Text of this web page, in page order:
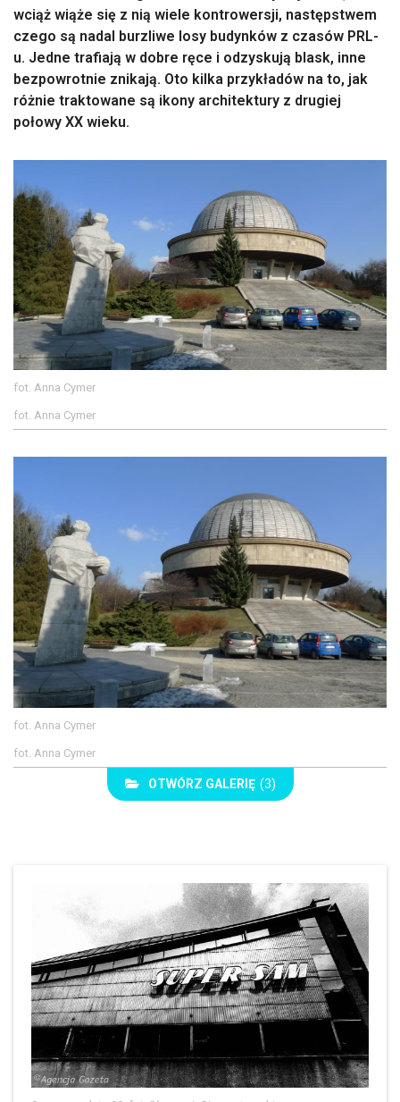
wciąż wiąże się z nią wiele kontrowersji, następstwem
czego są nadal burzliwe losy budynków z czasów PRL-
u. Jedne trafiają w dobre ręce i odzyskują blask, inne
bezpowrotnie znikają. Oto kilka przykładów na to, jak
różnie traktowane są ikony architektury z drugiej
połowy XX wieku.
fot. Anna Cymer
fot. Anna Cymer
fot. Anna Cymer
fot. Anna Cymer
OTWÓRZ GALERIĘ (3)